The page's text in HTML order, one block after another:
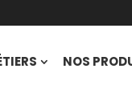
NOS